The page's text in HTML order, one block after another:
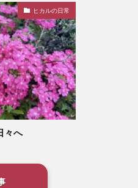
ヒカルの日常
々へ